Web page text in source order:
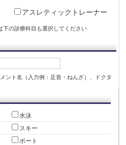
アスレティックトレーナー
の診療科目も選択してください
ント名（入力例：足首・ねんざ）、ドクタ
水泳
スキー
ボート